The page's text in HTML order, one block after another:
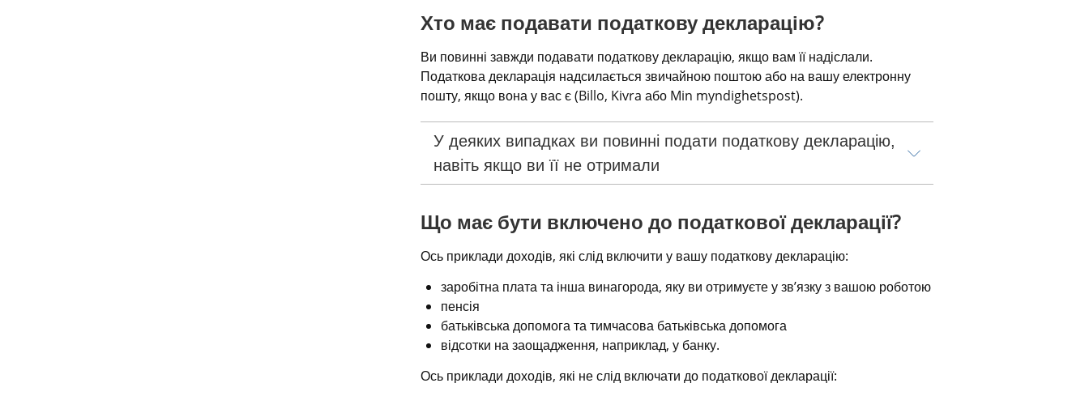
Хто має подавати податкову декларацію?
Ви повинні завжди подавати податкову декларацію, якщо вам її надіслали.
Податкова декларація надсилається звичайною поштою або на вашу електронну
пошту, якщо вона у вас є (Billo, Kivra або Min myndighetspost).
У деяких випадках ви повинні подати податкову декларацію,
навіть якщо ви її не отримали
Що має бути включено до податкової декларації?
Ось приклади доходів, які слід включити у вашу податкову декларацію:
заробітна плата та інша винагорода, яку ви отримуєте у зв’язку з вашою роботою
пенсія
батьківська допомога та тимчасова батьківська допомога
відсотки на заощадження, наприклад, у банку.
Ось приклади доходів, які не слід включати до податкової декларації: